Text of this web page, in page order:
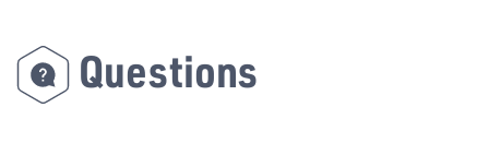
Questions